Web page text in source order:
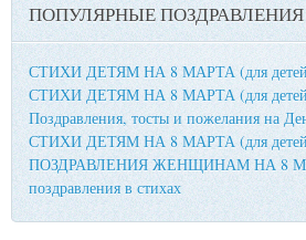
ПОПУЛЯРНЫЕ ПОЗДРАВЛЕНИЯ
СТИХИ ДЕТЯМ НА 8 МАРТА (для детей
СТИХИ ДЕТЯМ НА 8 МАРТА (для детей
Поздравления, тосты и пожелания на
СТИХИ ДЕТЯМ НА 8 МАРТА (для детей
ПОЗДРАВЛЕНИЯ ЖЕНЩИНАМ НА 8
поздравления в стихах